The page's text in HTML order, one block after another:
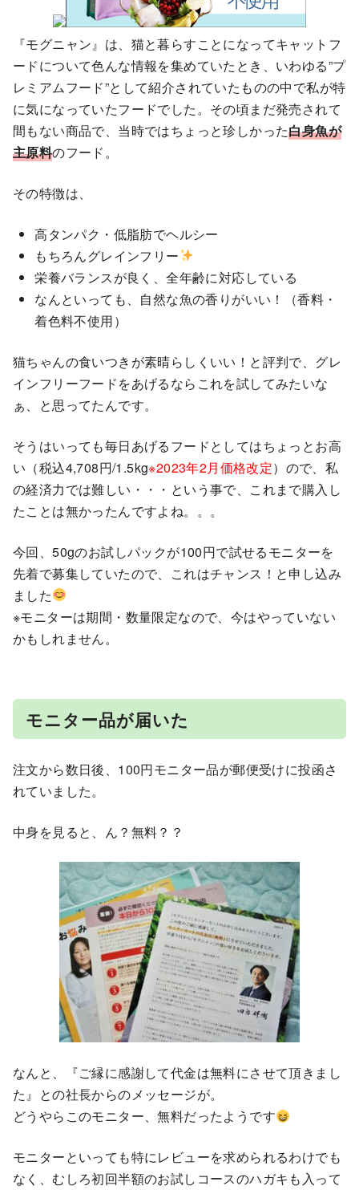
『モグニャン』は、猫と暮らすことになってキャットフ
ードについて色んな情報を集めていたとき、いわゆる”プ
レミアムフード”として紹介されていたものの中で私が特
に気になっていたフードでした。その頃まだ発売されて
間もない商品で、当時ではちょっと珍しかった白身魚が
主原料のフード。
その特徴は、
高タンパク・低脂肪でヘルシー
もちろんグレインフリー
栄養バランスが良く、全年齢に対応している
なんといっても、自然な魚の香りがいい！（香料・
着色料不使用）
猫ちゃんの食いつきが素晴らしくいい！と評判で、グレ
インフリーフードをあげるならこれを試してみたいな
ぁ、と思ってたんです。
そうはいっても毎日あげるフードとしてはちょっとお高
い（税込4,708円/1.5kg※2023年2月価格改定）ので、私
の経済力では難しい・・・という事で、これまで購入し
たことは無かったんですよね。。。
今回、50gのお試しパックが100円で試せるモニターを
先着で募集していたので、これはチャンス！と申し込み
ました
※モニターは期間・数量限定なので、今はやっていない
かもしれません。
モニター品が届いた
注文から数日後、100円モニター品が郵便受けに投函さ
れていました。
中身を見ると、ん？無料？？
なんと、『ご縁に感謝して代金は無料にさせて頂きまし
た』との社長からのメッセージが。
どうやらこのモニター、無料だったようです
モニターといっても特にレビューを求められるわけでも
なく、むしろ初回半額のお試しコースのハガキも入って